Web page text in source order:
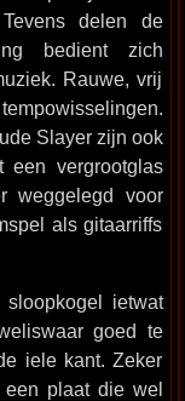
delen de
bedient zich
Rauwe, vrij
Slayer zijn ook
vergrootglas
weggelegd voor
als gitaarriffs
ietwat
goed te
iele kant. Zeker
plaat die wel